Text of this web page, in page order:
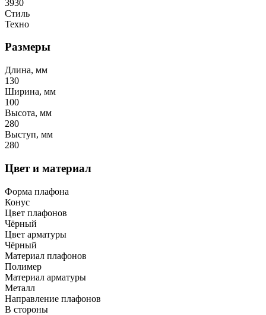
3930
Стиль
Техно
Размеры
Длина, мм
130
Ширина, мм
100
Высота, мм
280
Выступ, мм
280
Цвет и материал
Форма плафона
Конус
Цвет плафонов
Чёрный
Цвет арматуры
Чёрный
Материал плафонов
Полимер
Материал арматуры
Металл
Направление плафонов
В стороны